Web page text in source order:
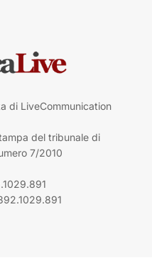
di LiveCommunication
del tribunale di
7/2010